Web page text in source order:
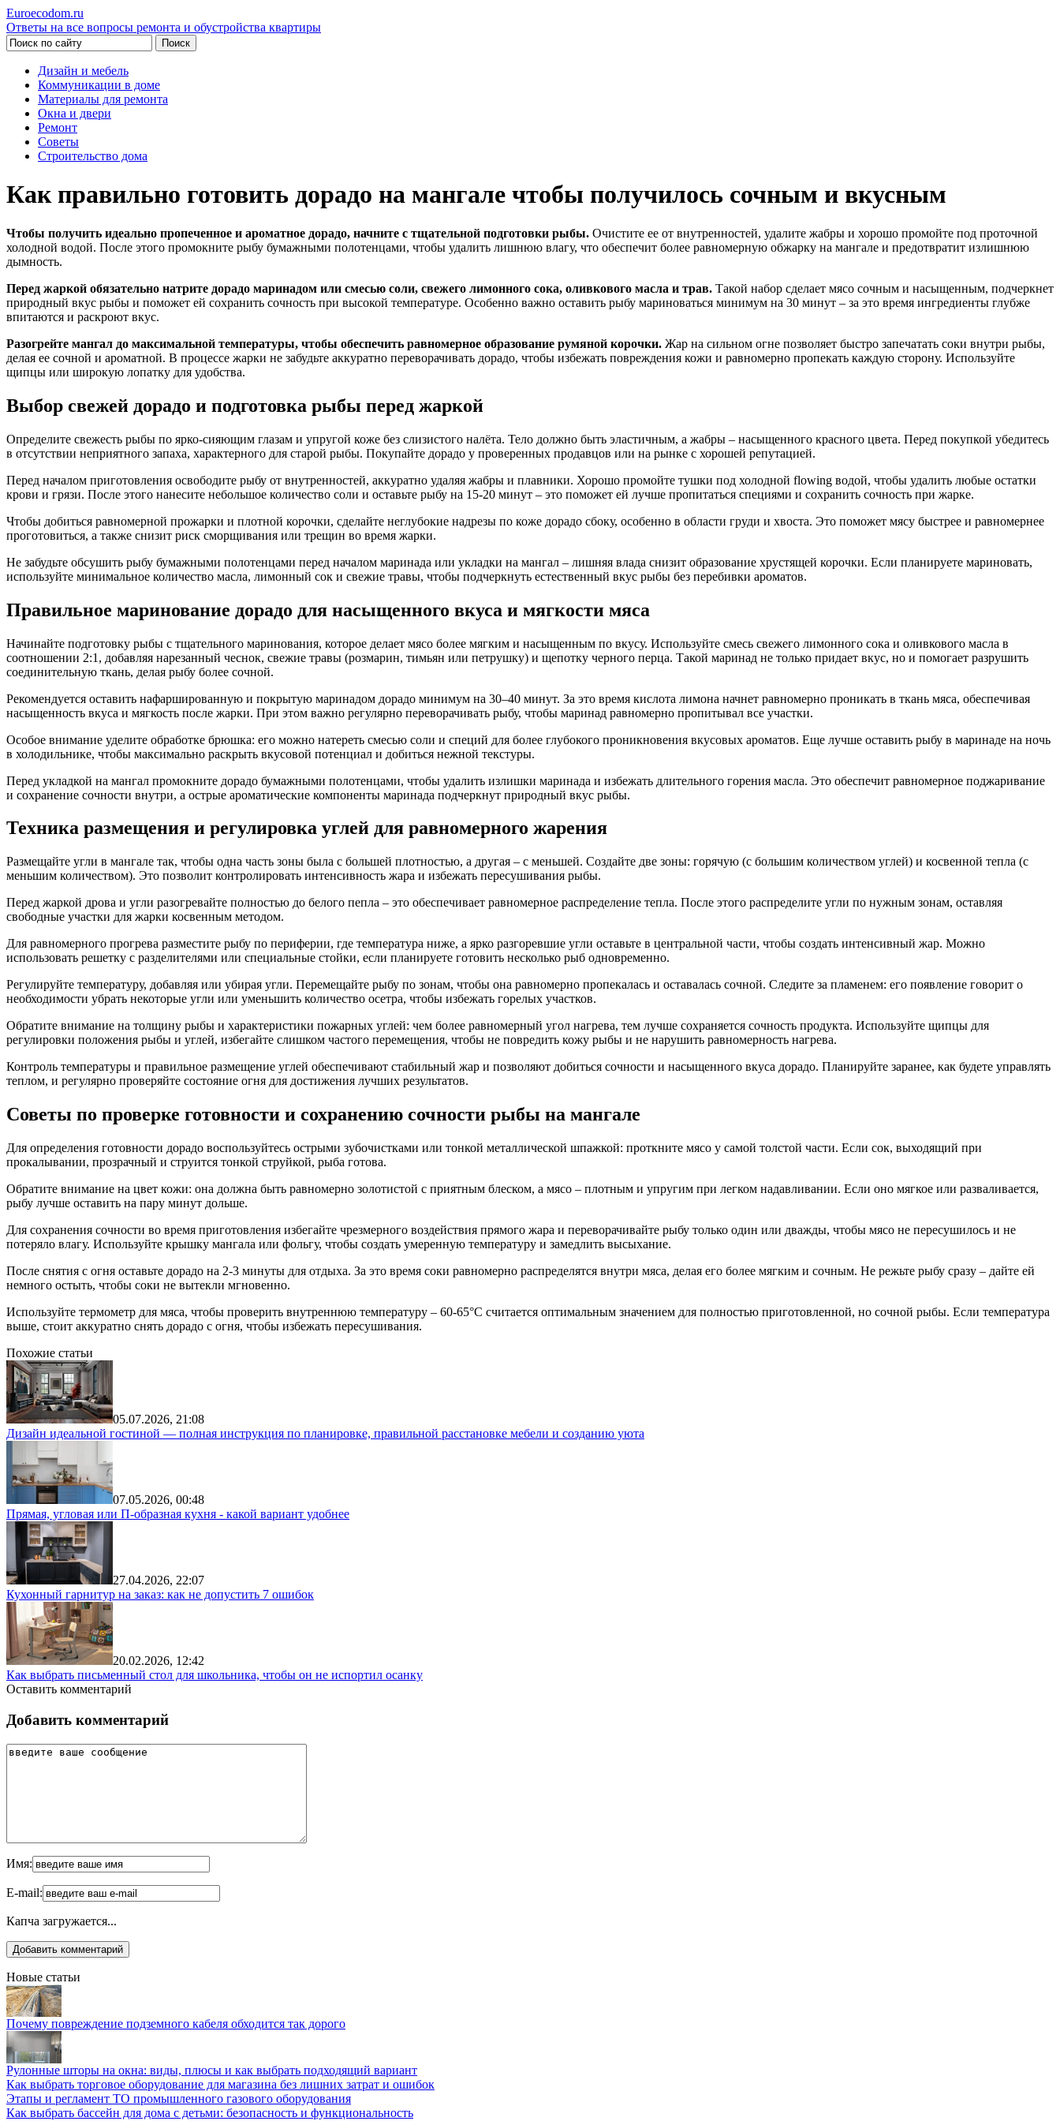
Euroecodom.ru
Ответы на все вопросы ремонта и обустройства квартиры
Дизайн и мебель
Коммуникации в доме
Материалы для ремонта
Окна и двери
Ремонт
Советы
Строительство дома
Как правильно готовить дорадо на мангале чтобы получилось сочным и вкусным
Чтобы получить идеально пропеченное и ароматное дорадо, начните с тщательной подготовки рыбы. Очистите ее от внутренностей, удалите жабры и хорошо промойте под проточной
холодной водой. После этого промокните рыбу бумажными полотенцами, чтобы удалить лишнюю влагу, что обеспечит более равномерную обжарку на мангале и предотвратит излишнюю
дымность.
Перед жаркой обязательно натрите дорадо маринадом или смесью соли, свежего лимонного сока, оливкового масла и трав. Такой набор сделает мясо сочным и насыщенным, подчеркнет
природный вкус рыбы и поможет ей сохранить сочность при высокой температуре. Особенно важно оставить рыбу мариноваться минимум на 30 минут – за это время ингредиенты глубже
впитаются и раскроют вкус.
Разогрейте мангал до максимальной температуры, чтобы обеспечить равномерное образование румяной корочки. Жар на сильном огне позволяет быстро запечатать соки внутри рыбы,
делая ее сочной и ароматной. В процессе жарки не забудьте аккуратно переворачивать дорадо, чтобы избежать повреждения кожи и равномерно пропекать каждую сторону. Используйте
щипцы или широкую лопатку для удобства.
Выбор свежей дорадо и подготовка рыбы перед жаркой
Определите свежесть рыбы по ярко-сияющим глазам и упругой коже без слизистого налёта. Тело должно быть эластичным, а жабры – насыщенного красного цвета. Перед покупкой убедитесь
в отсутствии неприятного запаха, характерного для старой рыбы. Покупайте дорадо у проверенных продавцов или на рынке с хорошей репутацией.
Перед началом приготовления освободите рыбу от внутренностей, аккуратно удаляя жабры и плавники. Хорошо промойте тушки под холодной flowing водой, чтобы удалить любые остатки
крови и грязи. После этого нанесите небольшое количество соли и оставьте рыбу на 15-20 минут – это поможет ей лучше пропитаться специями и сохранить сочность при жарке.
Чтобы добиться равномерной прожарки и плотной корочки, сделайте неглубокие надрезы по коже дорадо сбоку, особенно в области груди и хвоста. Это поможет мясу быстрее и равномернее
проготовиться, а также снизит риск сморщивания или трещин во время жарки.
Не забудьте обсушить рыбу бумажными полотенцами перед началом маринада или укладки на мангал – лишняя влада снизит образование хрустящей корочки. Если планируете мариновать,
используйте минимальное количество масла, лимонный сок и свежие травы, чтобы подчеркнуть естественный вкус рыбы без перебивки ароматов.
Правильное маринование дорадо для насыщенного вкуса и мягкости мяса
Начинайте подготовку рыбы с тщательного маринования, которое делает мясо более мягким и насыщенным по вкусу. Используйте смесь свежего лимонного сока и оливкового масла в
соотношении 2:1, добавляя нарезанный чеснок, свежие травы (розмарин, тимьян или петрушку) и щепотку черного перца. Такой маринад не только придает вкус, но и помогает разрушить
соединительную ткань, делая рыбу более сочной.
Рекомендуется оставить нафаршированную и покрытую маринадом дорадо минимум на 30–40 минут. За это время кислота лимона начнет равномерно проникать в ткань мяса, обеспечивая
насыщенность вкуса и мягкость после жарки. При этом важно регулярно переворачивать рыбу, чтобы маринад равномерно пропитывал все участки.
Особое внимание уделите обработке брюшка: его можно натереть смесью соли и специй для более глубокого проникновения вкусовых ароматов. Еще лучше оставить рыбу в маринаде на ночь
в холодильнике, чтобы максимально раскрыть вкусовой потенциал и добиться нежной текстуры.
Перед укладкой на мангал промокните дорадо бумажными полотенцами, чтобы удалить излишки маринада и избежать длительного горения масла. Это обеспечит равномерное поджаривание
и сохранение сочности внутри, а острые ароматические компоненты маринада подчеркнут природный вкус рыбы.
Техника размещения и регулировка углей для равномерного жарения
Размещайте угли в мангале так, чтобы одна часть зоны была с большей плотностью, а другая – с меньшей. Создайте две зоны: горячую (с большим количеством углей) и косвенной тепла (с
меньшим количеством). Это позволит контролировать интенсивность жара и избежать пересушивания рыбы.
Перед жаркой дрова и угли разогревайте полностью до белого пепла – это обеспечивает равномерное распределение тепла. После этого распределите угли по нужным зонам, оставляя
свободные участки для жарки косвенным методом.
Для равномерного прогрева разместите рыбу по периферии, где температура ниже, а ярко разгоревшие угли оставьте в центральной части, чтобы создать интенсивный жар. Можно
использовать решетку с разделителями или специальные стойки, если планируете готовить несколько рыб одновременно.
Регулируйте температуру, добавляя или убирая угли. Перемещайте рыбу по зонам, чтобы она равномерно пропекалась и оставалась сочной. Следите за пламенем: его появление говорит о
необходимости убрать некоторые угли или уменьшить количество осетра, чтобы избежать горелых участков.
Обратите внимание на толщину рыбы и характеристики пожарных углей: чем более равномерный угол нагрева, тем лучше сохраняется сочность продукта. Используйте щипцы для
регулировки положения рыбы и углей, избегайте слишком частого перемещения, чтобы не повредить кожу рыбы и не нарушить равномерность нагрева.
Контроль температуры и правильное размещение углей обеспечивают стабильный жар и позволяют добиться сочности и насыщенного вкуса дорадо. Планируйте заранее, как будете управлять
теплом, и регулярно проверяйте состояние огня для достижения лучших результатов.
Советы по проверке готовности и сохранению сочности рыбы на мангале
Для определения готовности дорадо воспользуйтесь острыми зубочистками или тонкой металлической шпажкой: проткните мясо у самой толстой части. Если сок, выходящий при
прокалывании, прозрачный и струится тонкой струйкой, рыба готова.
Обратите внимание на цвет кожи: она должна быть равномерно золотистой с приятным блеском, а мясо – плотным и упругим при легком надавливании. Если оно мягкое или разваливается,
рыбу лучше оставить на пару минут дольше.
Для сохранения сочности во время приготовления избегайте чрезмерного воздействия прямого жара и переворачивайте рыбу только один или дважды, чтобы мясо не пересушилось и не
потеряло влагу. Используйте крышку мангала или фольгу, чтобы создать умеренную температуру и замедлить высыхание.
После снятия с огня оставьте дорадо на 2-3 минуты для отдыха. За это время соки равномерно распределятся внутри мяса, делая его более мягким и сочным. Не режьте рыбу сразу – дайте ей
немного остыть, чтобы соки не вытекли мгновенно.
Используйте термометр для мяса, чтобы проверить внутреннюю температуру – 60-65°C считается оптимальным значением для полностью приготовленной, но сочной рыбы. Если температура
выше, стоит аккуратно снять дорадо с огня, чтобы избежать пересушивания.
Похожие статьи
05.07.2026, 21:08
Дизайн идеальной гостиной — полная инструкция по планировке, правильной расстановке мебели и созданию уюта
07.05.2026, 00:48
Прямая, угловая или П-образная кухня - какой вариант удобнее
27.04.2026, 22:07
Кухонный гарнитур на заказ: как не допустить 7 ошибок
20.02.2026, 12:42
Как выбрать письменный стол для школьника, чтобы он не испортил осанку
Оставить комментарий
Добавить комментарий
Имя:
E-mail:
Капча загружается...
Новые статьи
Почему повреждение подземного кабеля обходится так дорого
Рулонные шторы на окна: виды, плюсы и как выбрать подходящий вариант
Как выбрать торговое оборудование для магазина без лишних затрат и ошибок
Этапы и регламент ТО промышленного газового оборудования
Как выбрать бассейн для дома с детьми: безопасность и функциональность